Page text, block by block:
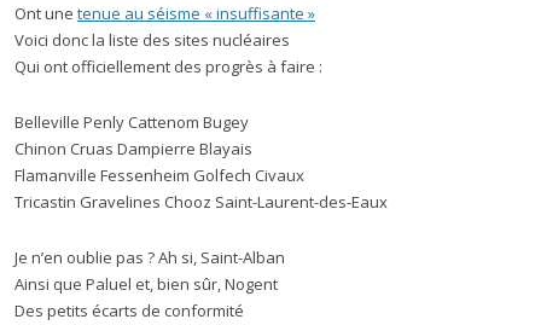
Ont une tenue au séisme « insuffisante »
Voici donc la liste des sites nucléaires
Qui ont officiellement des progrès à faire :
Belleville Penly Cattenom Bugey
Chinon Cruas Dampierre Blayais
Flamanville Fessenheim Golfech Civaux
Tricastin Gravelines Chooz Saint-Laurent-des-Eaux
Je n’en oublie pas ? Ah si, Saint-Alban
Ainsi que Paluel et, bien sûr, Nogent
Des petits écarts de conformité